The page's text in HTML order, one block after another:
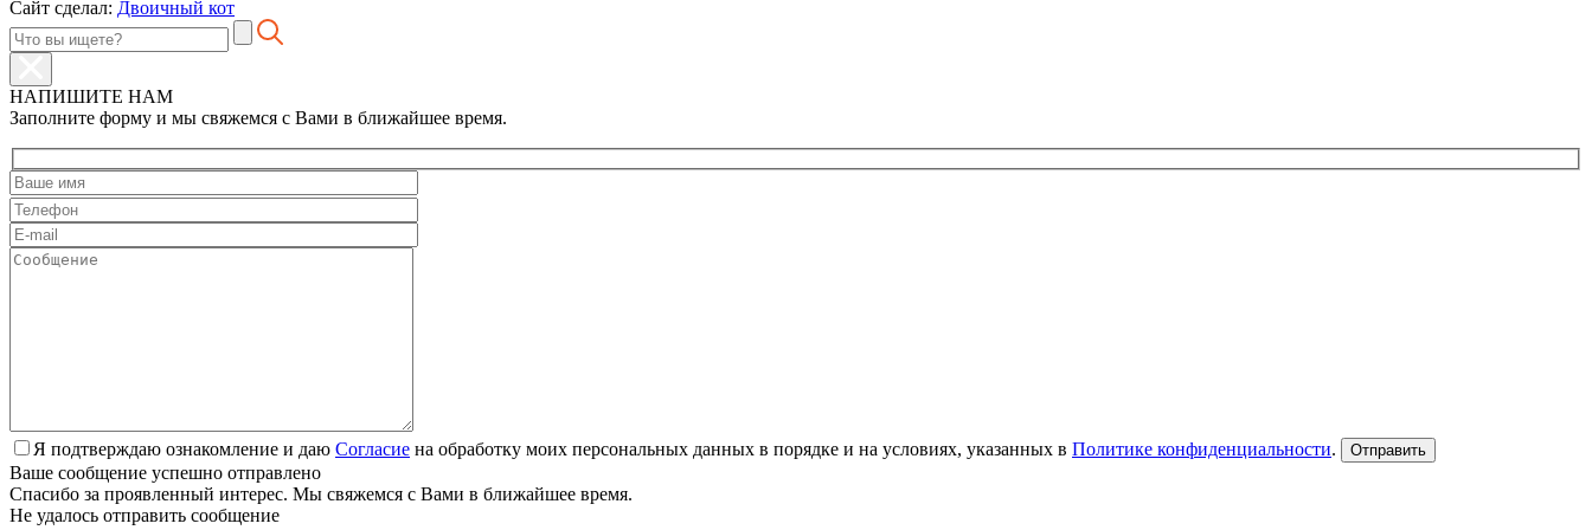
Сайт сделал: Двоичный кот
НАПИШИТЕ НАМ
Заполните форму и мы свяжемся с Вами в ближайшее время.
Я подтверждаю ознакомление и даю Согласие на обработку моих персональных данных в порядке и на условиях, указанных в Политике конфиденциальности.
Ваше сообщение успешно отправлено
Спасибо за проявленный интерес. Мы свяжемся с Вами в ближайшее время.
Не удалось отправить сообщение